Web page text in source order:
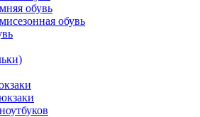
обувь
обувь